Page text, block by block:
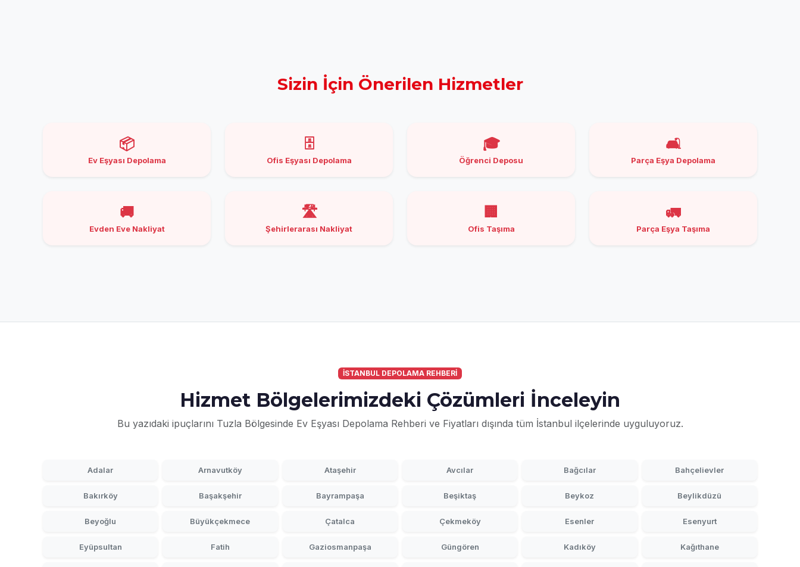
Sizin İçin Önerilen Hizmetler
📦
Ev Eşyası Depolama
🗄️
Ofis Eşyası Depolama
🎓
Öğrenci Deposu
🛋️
Parça Eşya Depolama
🚚
Evden Eve Nakliyat
🛣️
Şehirlerarası Nakliyat
🏢
Ofis Taşıma
🚛
Parça Eşya Taşıma
İSTANBUL DEPOLAMA REHBERİ
Hizmet Bölgelerimizdeki Çözümleri İnceleyin
Bu yazıdaki ipuçlarını Tuzla Bölgesinde Ev Eşyası Depolama Rehberi ve Fiyatları dışında tüm İstanbul ilçelerinde uyguluyoruz.
Adalar Arnavutköy Ataşehir Avcılar Bağcılar Bahçelievler
Bakırköy Başakşehir Bayrampaşa Beşiktaş Beykoz Beylikdüzü
Beyoğlu Büyükçekmece Çatalca Çekmeköy Esenler Esenyurt
Eyüpsultan Fatih Gaziosmanpaşa Güngören Kadıköy Kağıthane